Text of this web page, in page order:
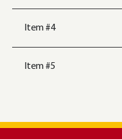
Item #4
Item #5